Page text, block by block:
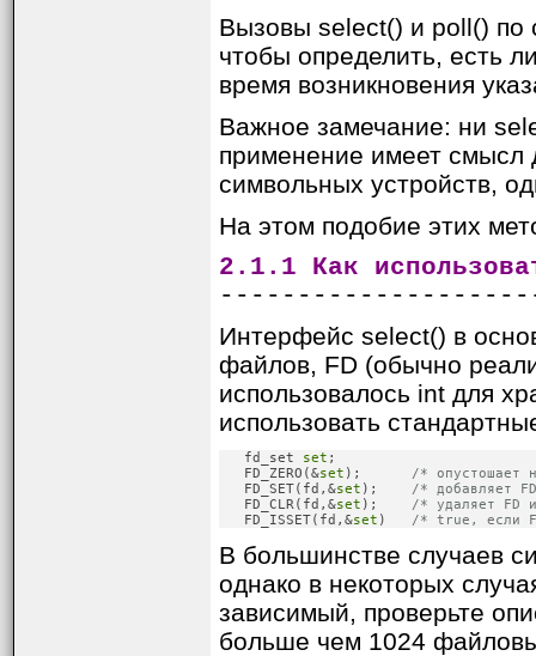
Вызовы select() и poll() по
чтобы определить, есть
время возникновения
Важное замечание: ни
применение имеет смысл
символьных устройств,
На этом подобие этих
2.1.1 Как
Интерфейс select() в
файлов, FD (обычно
использовалось int для
использовать
   fd_set
set ;
   FD_ZERO(&
set ); /* опустошает
   FD_SET(fd,&
set ); /* добавляет
   FD_CLR(fd,&
set ); /* удаляет FD
   FD_ISSET(fd,&
set ) /* true, если
В большинстве случаев
однако в некоторых
зависимый, проверьте
больше чем 1024